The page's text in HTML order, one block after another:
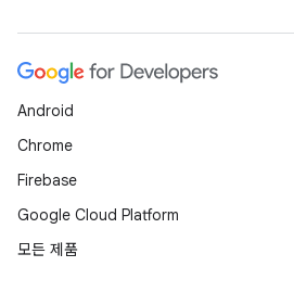
Android
Chrome
Firebase
Google Cloud Platform
모든 제품